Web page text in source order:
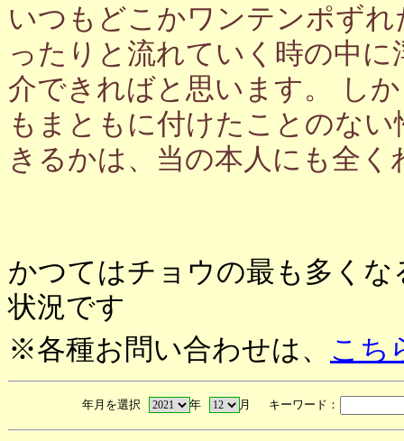
いつもどこかワンテンポず
ったりと流れていく時の中
介できればと思います。 し
もまともに付けたことのな
きるかは、当の本人にも全く
かつてはチョウの最も多く
状況です
※各種お問い合わせは、 こち
年月を選択 年 月 キーワード：